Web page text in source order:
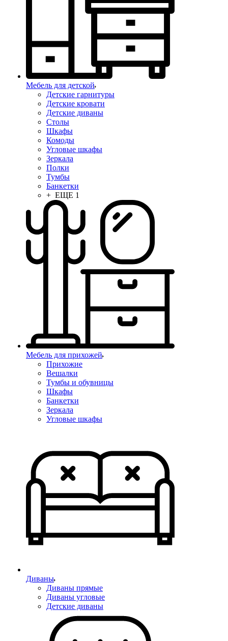
Мебель для детской
Детские гарнитуры
Детские кровати
Детские диваны
Столы
Шкафы
Комоды
Угловые шкафы
Зеркала
Полки
Тумбы
Банкетки
+ ЕЩЕ 1
Мебель для прихожей
Прихожие
Вешалки
Тумбы и обувницы
Шкафы
Банкетки
Зеркала
Угловые шкафы
Диваны
Диваны прямые
Диваны угловые
Детские диваны